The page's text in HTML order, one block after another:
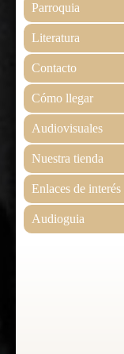
Parroquia
Literatura
Contacto
Cómo llegar
Audiovisuales
Nuestra tienda
Enlaces de interés
Audioguia